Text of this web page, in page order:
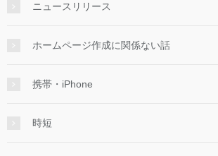
ニュースリリース
ホームページ作成に関係ない話
携帯・iPhone
時短